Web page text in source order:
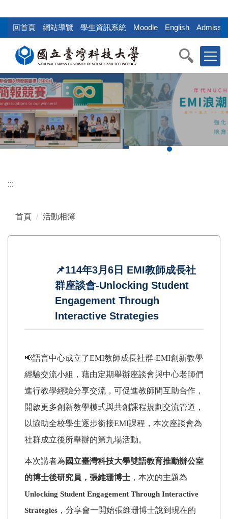
到
區
塊
回首頁 網站導覽 學生資訊系統 Moodle English
:::
首頁 活動相簿
📌114年3月6日 EMI教師成長社
群座談會-Unlocking Student
Engagement Through
Interactive Strategies
📢語言中心成立了EMI教師成長社群-EMI創新教學
經驗交流小組，藉由定期舉辦座談會與中心老師們
進行教學經驗分享交流，可促進教師間互助合作，
開啟更多創新教學模式與共創課程規劃交流管道，
以協助全校學生逐步銜接EMI課程，本次座談會為
社群成立後所舉辦的第九場活動。
本次講者為 國立臺灣科技大學雙語教育推動辦公室
的博士後研究員， 張維珊博士 ，本次的主題為
Unlocking Student Engagement Through Interactive
Strategies ，分享會一開始張維珊博士說到現在的